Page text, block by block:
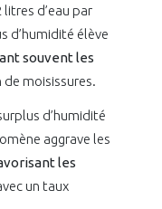
litres d’eau par
d’humidité élève
souvent les
moisissures.
d’humidité
aggrave les
les
un taux